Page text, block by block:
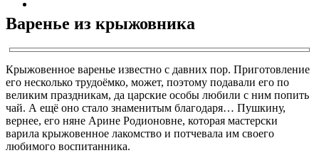
Варенье из крыжовника
Крыжовенное варенье известно с давних пор. Приготовление
его несколько трудоёмко, может, поэтому подавали его по
великим праздникам, да царские особы любили с ним попить
чай. А ещё оно стало знаменитым благодаря… Пушкину,
вернее, его няне Арине Родионовне, которая мастерски
варила крыжовенное лакомство и потчевала им своего
любимого воспитанника.